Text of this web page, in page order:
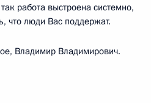
работа выстроена системно,
что люди Вас поддержат.
Владимир Владимирович.